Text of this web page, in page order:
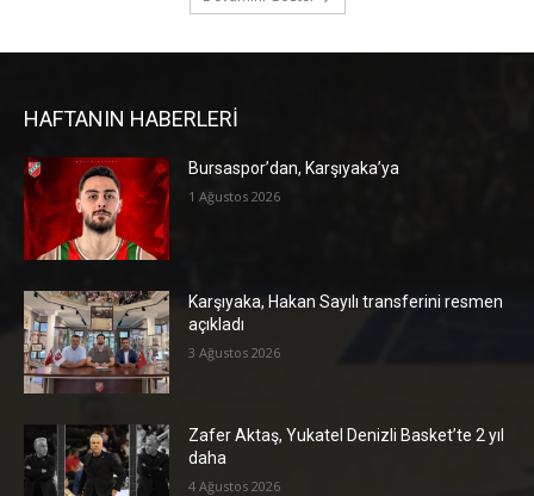
HAFTANIN HABERLERİ
Bursaspor’dan, Karşıyaka’ya
1 Ağustos 2026
Karşıyaka, Hakan Sayılı transferini resmen
açıkladı
3 Ağustos 2026
Zafer Aktaş, Yukatel Denizli Basket’te 2 yıl
daha
4 Ağustos 2026